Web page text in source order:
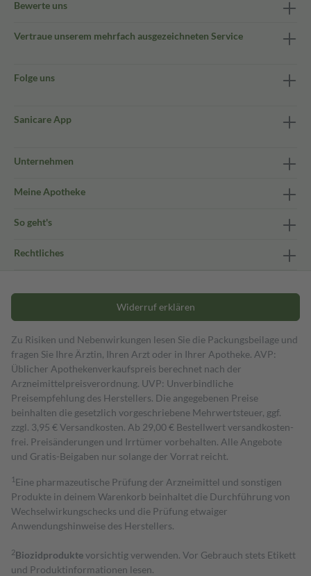
Bewerte uns
Vertraue unserem mehrfach ausgezeichneten Service
Folge uns
Sanicare App
Unternehmen
Meine Apotheke
So geht's
Rechtliches
Widerruf erklären
Zu Risiken und Nebenwirkungen lesen Sie die Packungsbeilage und
fragen Sie Ihre Ärztin, Ihren Arzt oder in Ihrer Apotheke. AVP:
Üblicher Apothekenverkaufspreis berechnet nach der
Arzneimittelpreisverordnung. UVP: Unverbindliche
Preisempfehlung des Herstellers. Die angegebenen Preise
beinhalten die gesetzlich vorgeschriebene Mehrwertsteuer, ggf.
zzgl. 3,95 € Versandkosten. Ab 29,00 € Bestell­wert versand­kosten­
frei. Preisänderungen und Irrtümer vorbehalten. Alle Angebote
und Gratis-Beigaben nur solange der Vorrat reicht.
1 Eine pharmazeutische Prüfung der Arzneimittel und sonstigen
Produkte in deinem Warenkorb beinhaltet die Durchführung von
Wechselwirkungschecks und die Prüfung etwaiger
Anwendungshinweise des Herstellers.
2Biozidproduktevorsichtig verwenden. Vor Gebrauch stets Etikett
und Produktinformationen lesen.